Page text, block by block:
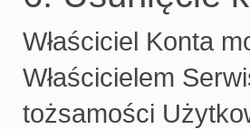
Właściciel Konta
Właścicielem
tożsamości